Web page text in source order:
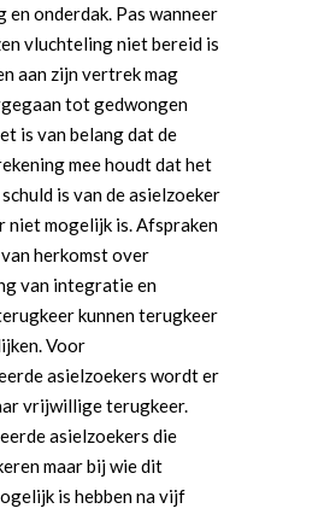
en onderdak. Pas wanneer
vluchteling niet bereid is
aan zijn vertrek mag
tot gedwongen
is van belang dat de
mee houdt dat het
is van de asielzoeker
niet mogelijk is. Afspraken
herkomst over
van integratie en
kunnen terugkeer
Voor
asielzoekers wordt er
vrijwillige terugkeer.
asielzoekers die
maar bij wie dit
is hebben na vijf